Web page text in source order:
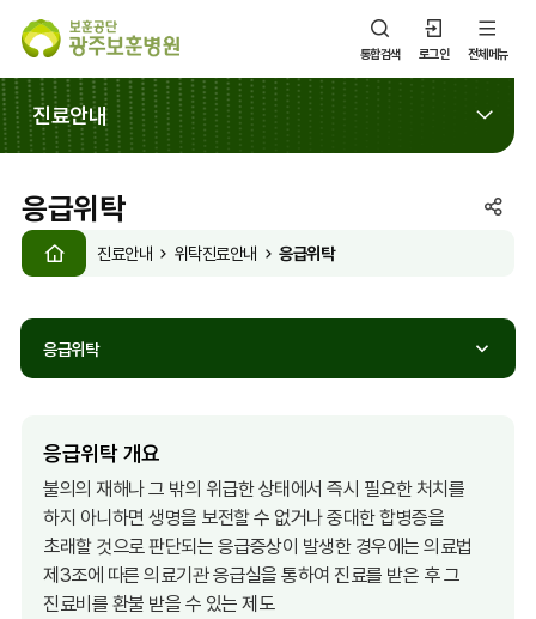
통합검색 로그인 전체메뉴
진료안내
응급위탁
진료안내 위탁진료안내 응급위탁
SNS
열
응급위탁
응급위탁 개요
불의의 재해나 그 밖의 위급한 상태에서 즉시 필요한 처치를
하지 아니하면 생명을 보전할 수 없거나 중대한 합병증을
초래할 것으로 판단되는 응급증상이 발생한 경우에는 의료법
제3조에 따른 의료기관 응급실을 통하여 진료를 받은 후 그
진료비를 환불 받을 수 있는 제도